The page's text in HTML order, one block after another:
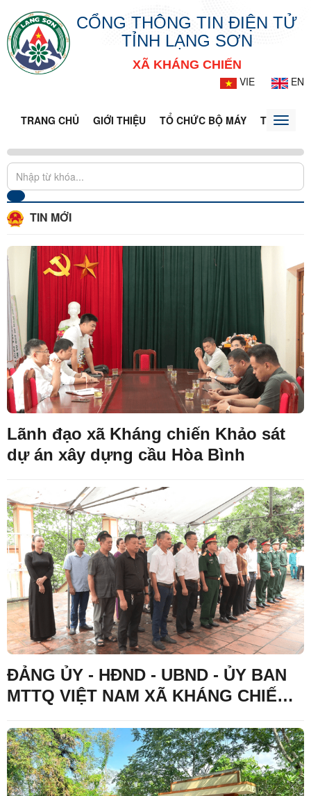
CỔNG THÔNG TIN ĐIỆN TỬ
TỈNH LẠNG SƠN
XÃ KHÁNG CHIẾN
VIE
EN
TRANG CHỦ GIỚI THIỆU TỔ CHỨC BỘ MÁY TIN TỨC -
Toggle
TIN MỚI
Lãnh đạo xã Kháng chiến Khảo sát
dự án xây dựng cầu Hòa Bình
ĐẢNG ỦY - HĐND - UBND - ỦY BAN
MTTQ VIỆT NAM XÃ KHÁNG CHIẾN
HOA TƯỞNG NIỆM CÁC ANH HÙNG
LIỆT SĨ TẠI NGHĨA TRANG LIỆT SĨ
BẢN TRẠI